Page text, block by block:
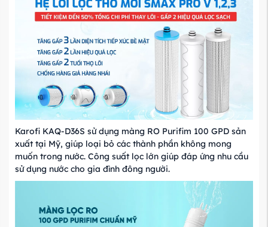
Karofi KAQ-D36S sử dụng màng RO Purifim 100 GPD sản
xuất tại Mỹ, giúp loại bỏ các thành phần không mong
muốn trong nước. Công suất lọc lớn giúp đáp ứng nhu cầu
sử dụng nước cho gia đình đông người.